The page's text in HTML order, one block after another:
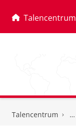
Talencentrum
Talencentrum